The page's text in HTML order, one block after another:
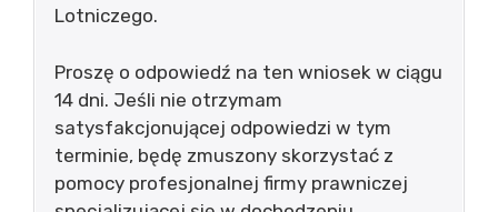
Lotniczego.
Proszę o odpowiedź na ten wniosek w ciągu
14 dni. Jeśli nie otrzymam
satysfakcjonującej odpowiedzi w tym
terminie, będę zmuszony skorzystać z
pomocy profesjonalnej firmy prawniczej